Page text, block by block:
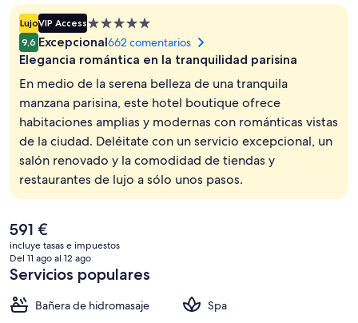
Suite Rooftop | Terraza o patio
LujoVIP AccessAlojamiento
de
5.0 estrellas
9,6 Excepcional662 comentarios
Elegancia romántica en la tranquilidad parisina
En medio de la serena belleza de una tranquila
manzana parisina, este hotel boutique ofrece
habitaciones amplias y modernas con románticas vistas
de la ciudad. Deléitate con un servicio excepcional, un
salón renovado y la comodidad de tiendas y
restaurantes de lujo a sólo unos pasos.
El
precio
actual
es
de
591 €
591 €
incluye tasas e impuestos
Del 11 ago al 12 ago
Servicios populares
Bañera de hidromasaje
Spa